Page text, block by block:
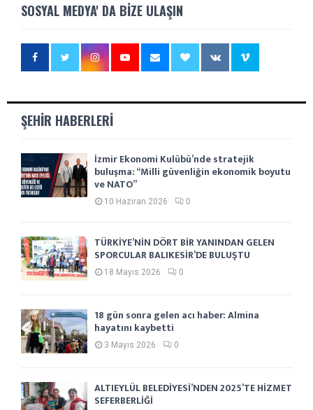
SOSYAL MEDYA' DA BIZE ULAŞIN
ŞEHIR HABERLERI
İzmir Ekonomi Kulübü’nde stratejik
buluşma: “Milli güvenliğin ekonomik boyutu
ve NATO”
10 Haziran 2026 0
TÜRKİYE’NİN DÖRT BİR YANINDAN GELEN
SPORCULAR BALIKESİR’DE BULUŞTU
18 Mayıs 2026 0
18 gün sonra gelen acı haber: Almina
hayatını kaybetti
3 Mayıs 2026 0
ALTIEYLÜL BELEDİYESİ’NDEN 2025’TE HİZMET
SEFERBERLİĞİ